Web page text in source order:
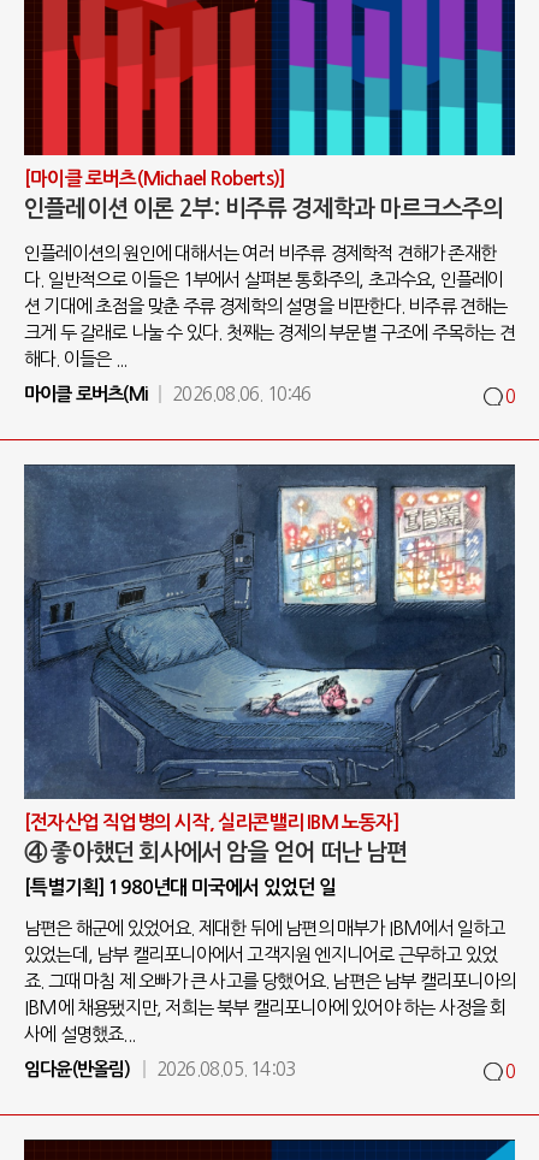
[마이클 로버츠(Michael Roberts)]
인플레이션 이론 2부: 비주류 경제학과 마르크스주의
인플레이션의 원인에 대해서는 여러 비주류 경제학적 견해가 존재한
다. 일반적으로 이들은 1부에서 살펴본 통화주의, 초과수요, 인플레이
션 기대에 초점을 맞춘 주류 경제학의 설명을 비판한다. 비주류 견해는
크게 두 갈래로 나눌 수 있다. 첫째는 경제의 부문별 구조에 주목하는 견
해다. 이들은 ...
마이클 로버츠(Mi
2026.08.06. 10:46 0
[전자산업 직업병의 시작, 실리콘밸리 IBM 노동자]
④ 좋아했던 회사에서 암을 얻어 떠난 남편
[특별기획] 1980년대 미국에서 있었던 일
남편은 해군에 있었어요. 제대한 뒤에 남편의 매부가 IBM에서 일하고
있었는데, 남부 캘리포니아에서 고객지원 엔지니어로 근무하고 있었
죠. 그때 마침 제 오빠가 큰 사고를 당했어요. 남편은 남부 캘리포니아의
IBM에 채용됐지만, 저희는 북부 캘리포니아에 있어야 하는 사정을 회
사에 설명했죠...
임다윤(반올림)
2026.08.05. 14:03 0